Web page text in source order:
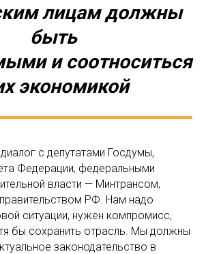
лицам должны
быть
и соотноситься
экономикой
с депутатами Госдумы,
Федерации, федеральными
власти — Минтрансом,
РФ. Нам надо
ситуации, нужен компромисс,
бы сохранить отрасль. Мы должны
законодательство в